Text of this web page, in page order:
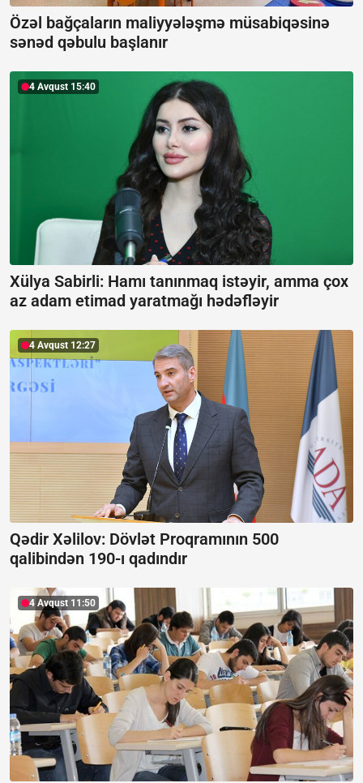
Özəl bağçaların maliyyələşmə müsabiqəsinə
sənəd qəbulu başlanır
4 Avqust 15:40
Xülya Sabirli: Hamı tanınmaq istəyir, amma çox
az adam etimad yaratmağı hədəfləyir
4 Avqust 12:27
Qədir Xəlilov: Dövlət Proqramının 500
qalibindən 190-ı qadındır
4 Avqust 11:50